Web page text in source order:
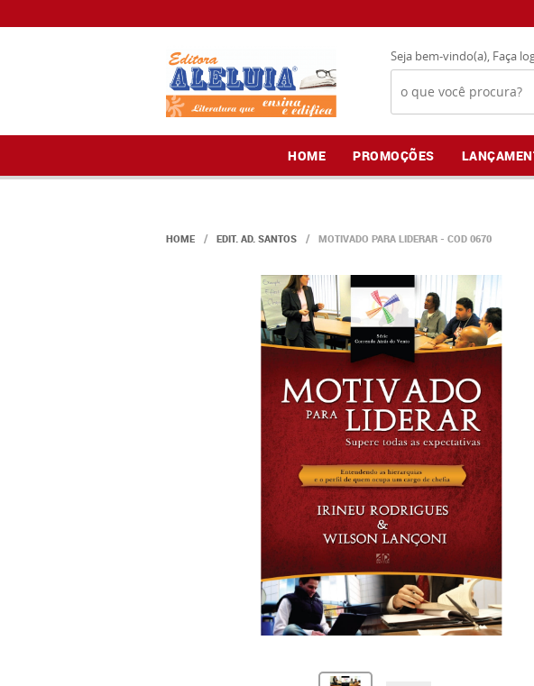
Seja bem-vindo(a), Faça
HOME PROMOÇÕES
HOME EDIT. AD. SANTOS MOTIVADO PARA LIDERAR - COD 0670